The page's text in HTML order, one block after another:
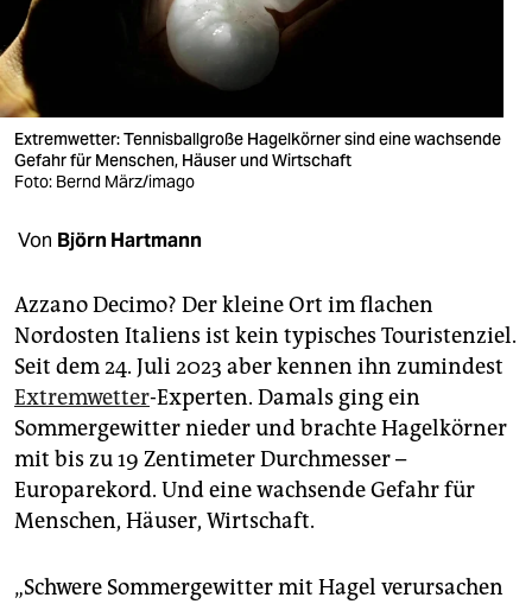
verlag
veranstaltungen
shop
fragen & hilfe
genossenschaft
epaper login
Extremwetter: Tennisballgroße Hagelkörner sind eine wachsende
Gefahr für Menschen, Häuser und Wirtschaft
Foto: Bernd März/imago
Von Björn Hartmann
Azzano Decimo? Der kleine Ort im flachen
Nordosten Italiens ist kein typisches Touristenziel.
Seit dem 24. Juli 2023 aber kennen ihn zumindest
Extremwetter-Experten. Damals ging ein
Sommergewitter nieder und brachte Hagelkörner
mit bis zu 19 Zentimeter Durchmesser –
Europarekord. Und eine wachsende Gefahr für
Menschen, Häuser, Wirtschaft.
„Schwere Sommergewitter mit Hagel verursachen